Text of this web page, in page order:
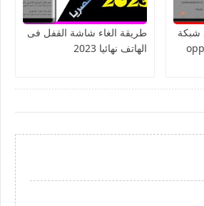
شبكة
طريقة الغاء شاشة القفل فى
الهاتف نهائيا 2023